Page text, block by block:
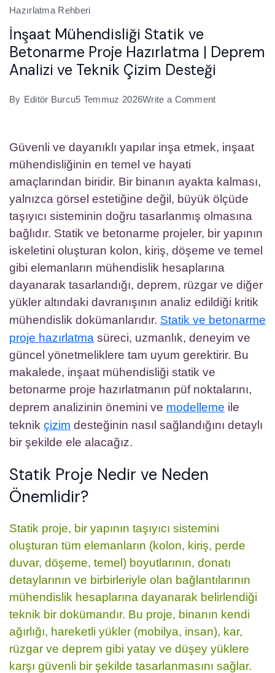
Hazırlatma Rehberi
İnşaat Mühendisliği Statik ve
Betonarme Proje Hazırlatma | Deprem
Analizi ve Teknik Çizim Desteği
By Editör Burcu5 Temmuz 2026Write a Commenton
Statik
Betonarme
Proje
Hazırlatma
|
Deprem
Analizi
ve
Teknik
Çizim
Desteği
Güvenli ve dayanıklı yapılar inşa etmek, inşaat
mühendisliğinin en temel ve hayati
amaçlarından biridir. Bir binanın ayakta kalması,
yalnızca görsel estetiğine değil, büyük ölçüde
taşıyıcı sisteminin doğru tasarlanmış olmasına
bağlıdır. Statik ve betonarme projeler, bir yapının
iskeletini oluşturan kolon, kiriş, döşeme ve temel
gibi elemanların mühendislik hesaplarına
dayanarak tasarlandığı, deprem, rüzgar ve diğer
yükler altındaki davranışının analiz edildiği kritik
mühendislik dokümanlarıdır. Statik ve betonarme
proje hazırlatma süreci, uzmanlık, deneyim ve
güncel yönetmeliklere tam uyum gerektirir. Bu
makalede, inşaat mühendisliği statik ve
betonarme proje hazırlatmanın püf noktalarını,
deprem analizinin önemini ve modelleme ile
teknik çizim desteğinin nasıl sağlandığını detaylı
bir şekilde ele alacağız.
Statik Proje Nedir ve Neden
Önemlidir?
Statik proje, bir yapının taşıyıcı sistemini
oluşturan tüm elemanların (kolon, kiriş, perde
duvar, döşeme, temel) boyutlarının, donatı
detaylarının ve birbirleriyle olan bağlantılarının
mühendislik hesaplarına dayanarak belirlendiği
teknik bir dokümandır. Bu proje, binanın kendi
ağırlığı, hareketli yükler (mobilya, insan), kar,
rüzgar ve deprem gibi yatay ve düşey yüklere
karşı güvenli bir şekilde tasarlanmasını sağlar.